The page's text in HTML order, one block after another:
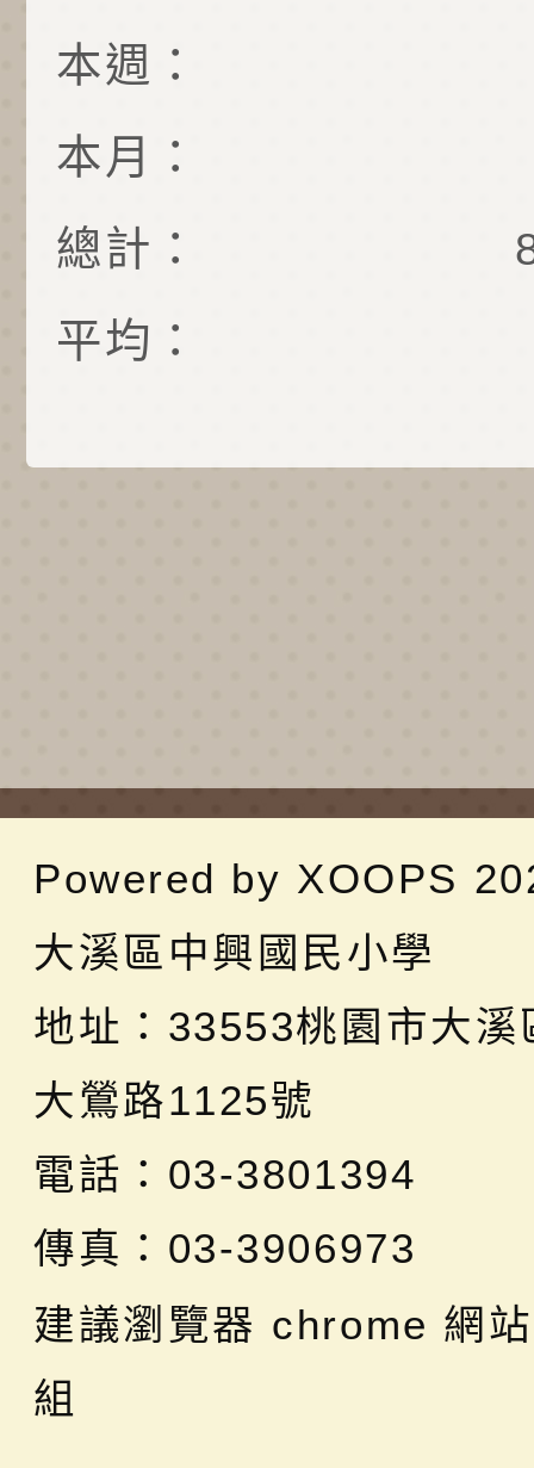
本週：
本月：
總計：
平均：
Powered by XOOPS
大溪區中興國民小學
地址： 33553桃園市大溪
大鶯路1125號
電話：03-3801394
傳真：03-3906973
建議瀏覽器 chrome 網
組